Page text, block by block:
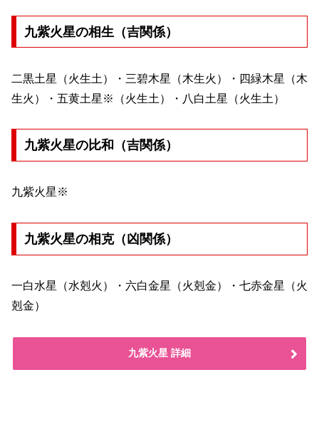
九紫火星の相生（吉関係）
二黒土星（火生土）・三碧木星（木生火）・四緑木星（木
生火）・五黄土星※（火生土）・八白土星（火生土）
九紫火星の比和（吉関係）
九紫火星※
九紫火星の相克（凶関係）
一白水星（水剋火）・六白金星（火剋金）・七赤金星（火
剋金）
九紫火星 詳細